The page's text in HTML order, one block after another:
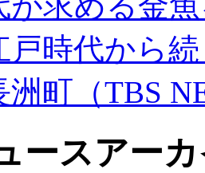
時代から
洲町（TBS
ースアー